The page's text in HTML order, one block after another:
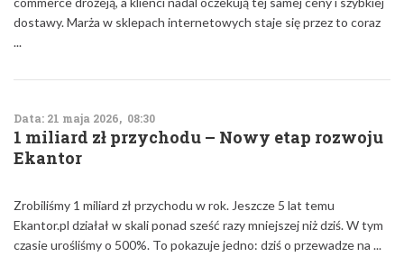
dostawy. Marża w sklepach internetowych staje się przez to coraz
...
Data: 21 maja 2026, 08:30
1 miliard zł przychodu – Nowy etap rozwoju
Ekantor
Zrobiliśmy 1 miliard zł przychodu w rok. Jeszcze 5 lat temu
Ekantor.pl działał w skali ponad sześć razy mniejszej niż dziś. W tym
czasie urośliśmy o 500%. To pokazuje jedno: dziś o przewadze na ...